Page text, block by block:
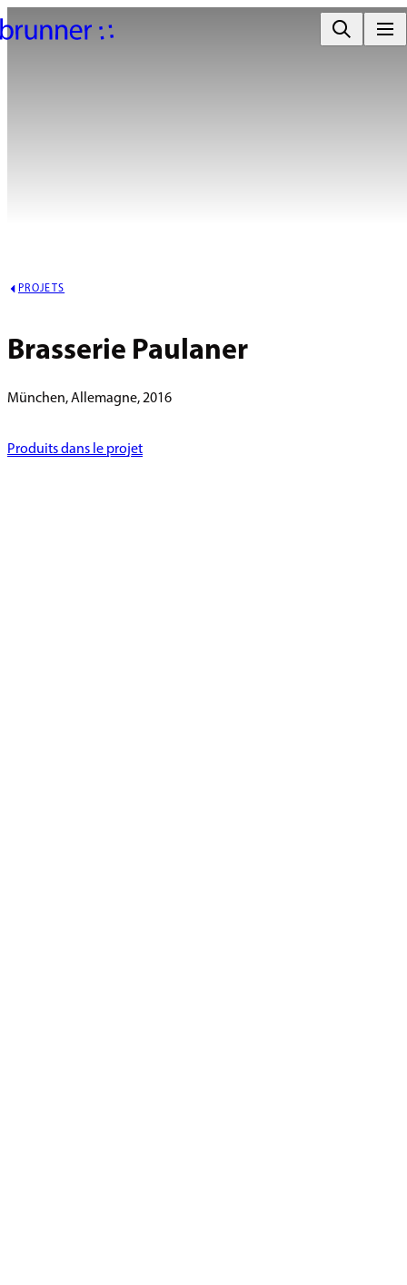
PROJETS
Brasserie Paulaner
München, Allemagne, 2016
Produits dans le projet